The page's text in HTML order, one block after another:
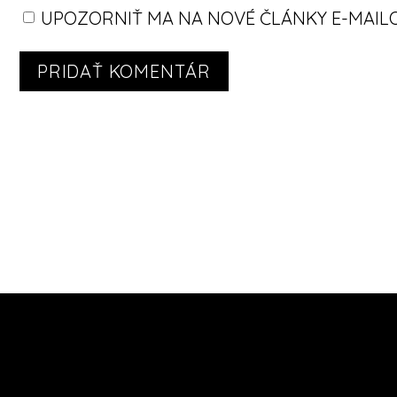
UPOZORNIŤ MA NA NOVÉ ČLÁNKY E-